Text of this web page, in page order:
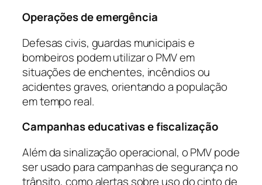
Operações de emergência
Defesas civis, guardas municipais e
bombeiros podem utilizar o PMV em
situações de enchentes, incêndios ou
acidentes graves, orientando a população
em tempo real.
Campanhas educativas e fiscalização
Além da sinalização operacional, o PMV pode
ser usado para campanhas de segurança no
trânsito, como alertas sobre uso do cinto de